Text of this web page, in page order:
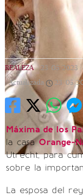
REALEZA | 23/05/2023
Actualizada
23/05/
Máxima de los
la casaOrange-
Utrecht, para
sobre la
La esposa del